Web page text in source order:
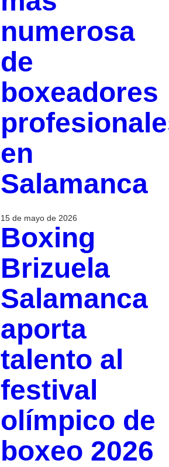
numerosa
de
boxeadores
en
Salamanca
15 de mayo de 2026
Boxing
Brizuela
Salamanca
aporta
talento al
festival
olímpico de
boxeo 2026